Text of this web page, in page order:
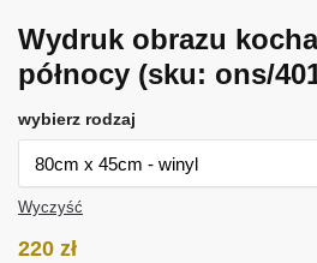
Wydruk obrazu
północy (sku: ons/
wybierz rodzaj
Wyczyść
220 zł